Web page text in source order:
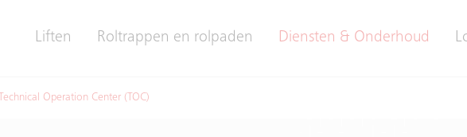
Liften Roltrappen en rolpaden Diensten & Onderhoud
Technical Operation Center (TOC)